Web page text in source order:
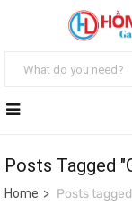
Posts Tagged
Home Posts